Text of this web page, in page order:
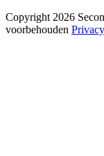
Copyright 2026
voorbehouden